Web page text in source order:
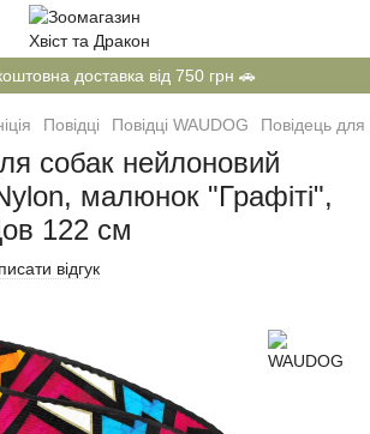
доставка від 750 грн 🚗
Повідці Повідці WAUDOG Повідець
собак нейлоновий
малюнок "Графіті",
122 см
відгук